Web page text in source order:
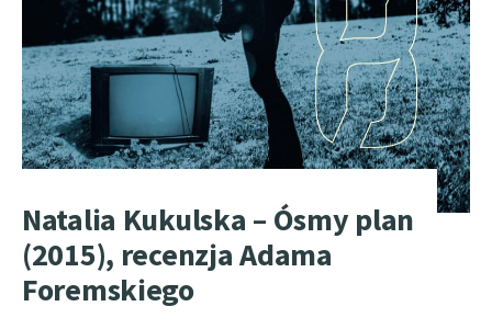
Natalia Kukulska – Ósmy plan
(2015), recenzja Adama
Foremskiego